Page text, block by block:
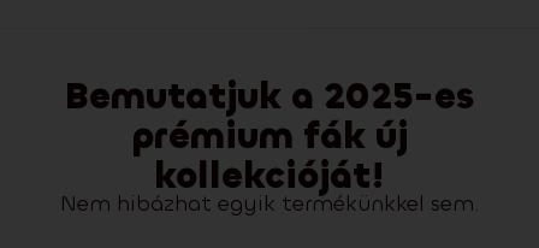
Bemutatjuk a 2025-es
prémium fák új
kollekcióját!
Nem hibázhat egyik termékünkkel sem.